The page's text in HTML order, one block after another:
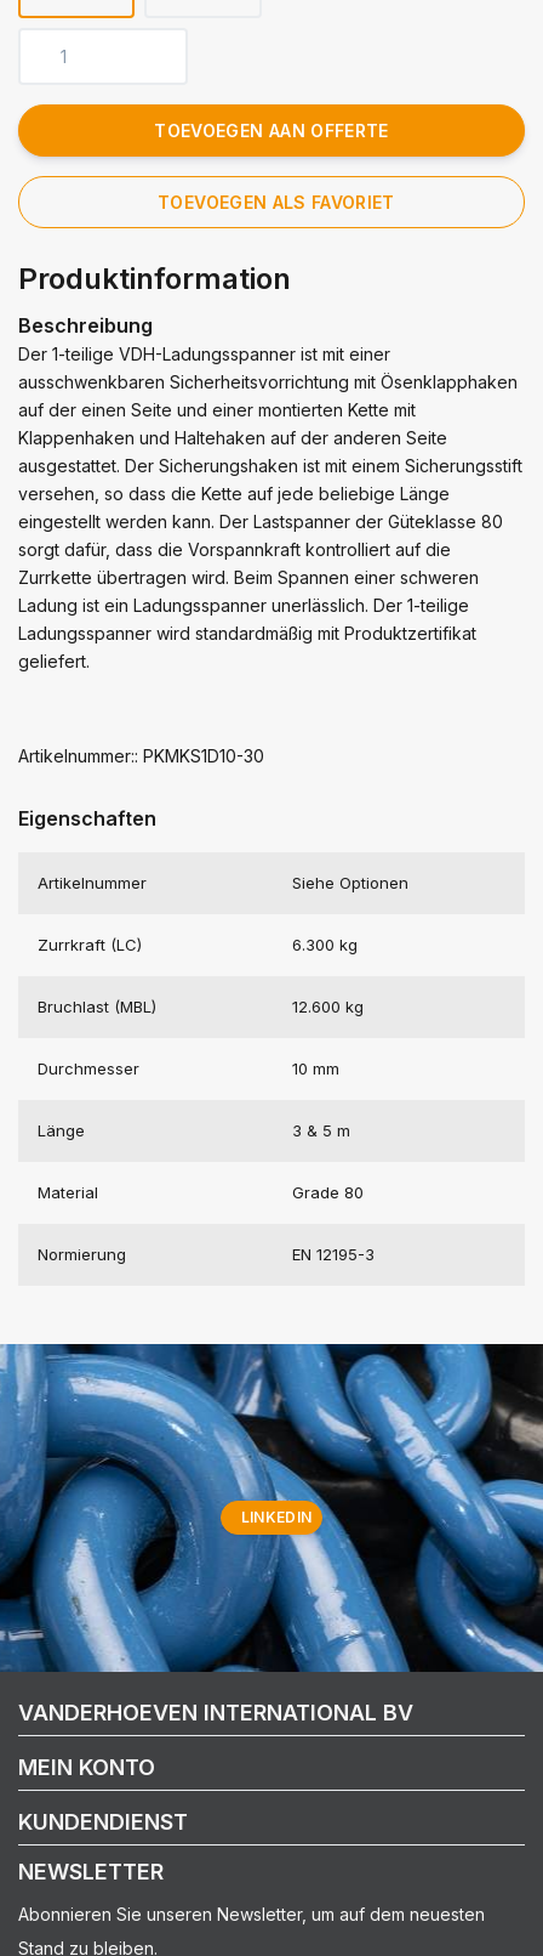
TOEVOEGEN AAN OFFERTE
TOEVOEGEN ALS FAVORIET
Produktinformation
Beschreibung
Der 1-teilige VDH-Ladungsspanner ist mit einer
ausschwenkbaren Sicherheitsvorrichtung mit Ösenklapphaken
auf der einen Seite und einer montierten Kette mit
Klappenhaken und Haltehaken auf der anderen Seite
ausgestattet. Der Sicherungshaken ist mit einem Sicherungsstift
versehen, so dass die Kette auf jede beliebige Länge
eingestellt werden kann. Der Lastspanner der Güteklasse 80
sorgt dafür, dass die Vorspannkraft kontrolliert auf die
Zurrkette übertragen wird. Beim Spannen einer schweren
Ladung ist ein Ladungsspanner unerlässlich. Der 1-teilige
Ladungsspanner wird standardmäßig mit Produktzertifikat
geliefert.
Artikelnummer:: PKMKS1D10-30
Eigenschaften
Artikelnummer Siehe Optionen
Zurrkraft (LC) 6.300 kg
Bruchlast (MBL) 12.600 kg
Durchmesser 10 mm
Länge 3 & 5 m
Material Grade 80
Normierung EN 12195-3
LINKEDIN
VANDERHOEVEN INTERNATIONAL BV
MEIN KONTO
KUNDENDIENST
NEWSLETTER
Abonnieren Sie unseren Newsletter, um auf dem neuesten
Stand zu bleiben.